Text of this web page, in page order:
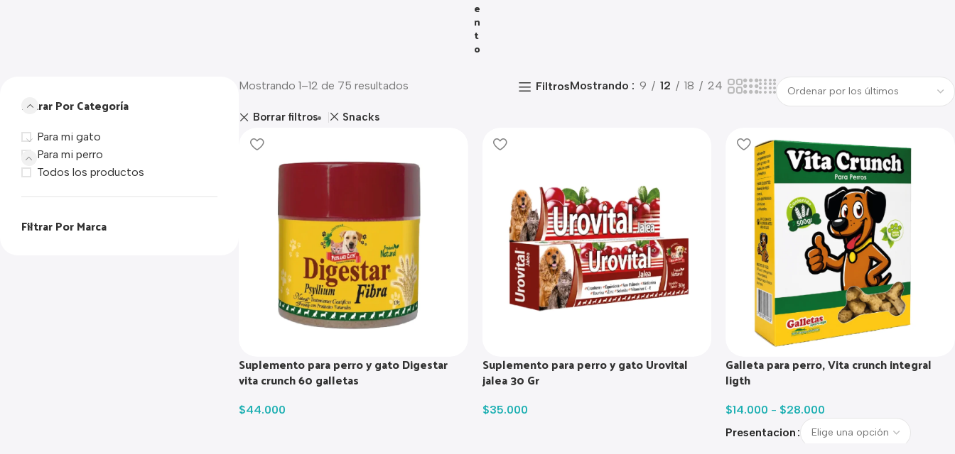
E
N
T
O
Filtrar Por Categoría
Para mi gato
Para mi perro
Todos los productos
Filtrar Por Marca
Mostrando 1–12 de 75 resultados FiltrosMostrando 9 12 18 24
Borrar filtros Snacks
Suplemento para perro y gato Digestar
vita crunch 60 galletas
$44.000
Suplemento para perro y gato Urovital
jalea 30 Gr
$35.000
Galleta para perro, Vita crunch integral
ligth
$14.000 - $28.000
Presentacion